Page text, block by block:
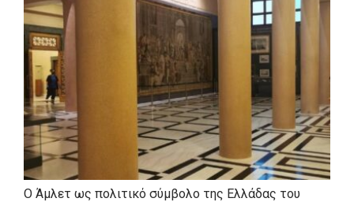
Ο Άμλετ ως πολιτικό σύμβολο της Ελλάδας του